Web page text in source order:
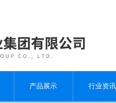
产品展示 行业资讯